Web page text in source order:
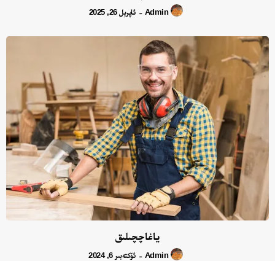
Admin
- ئاپرېل 26, 2025
ياغاچچىلىق
Admin
- ئۆكتەبىر 6, 2024